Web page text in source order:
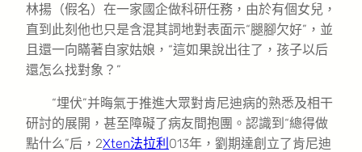
林揚（假名）在一家國企做科研任務，由於有個女兒，
直到此刻他也只是含混其詞地對表面示“腿腳欠好”，並
且還一向瞞著自家姑娘，“這如果說出往了，孩子以后
還怎么找對象？”
“埋伏”并晦氣于推進大眾對肯尼迪病的熟悉及相干
研討的展開，甚至障礙了病友間抱團。認識到“總得做
點什么”后，2Xten法拉利 013年，劉期達創立了肯尼迪